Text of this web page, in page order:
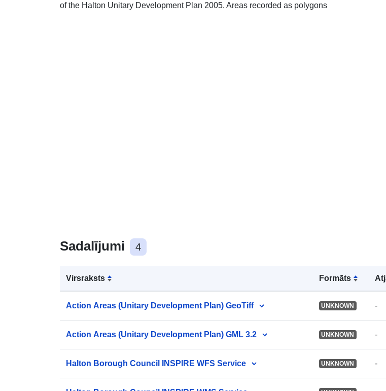
of the Halton Unitary Development Plan 2005. Areas recorded as polygons
Sadalījumi 4
Virsraksts Formāts
Action Areas (Unitary Development Plan) GeoTiff UNKNOWN -
Action Areas (Unitary Development Plan) GML 3.2 UNKNOWN -
Halton Borough Council INSPIRE WFS Service UNKNOWN -